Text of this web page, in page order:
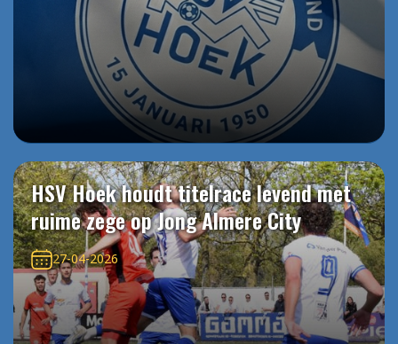
HSV Hoek houdt titelrace levend met
ruime zege op Jong Almere City
27-04-2026